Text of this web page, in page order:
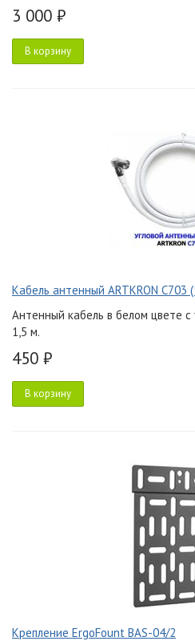
3 000 ₽
В корзину
Кабель антенный ARTKRON C703
Антенный кабель в белом цвете
1,5 м.
450 ₽
В корзину
Крепление ErgoFount BAS-04/2